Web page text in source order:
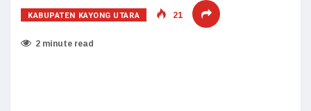
KABUPATEN KAYONG UTARA 21
2 minute read